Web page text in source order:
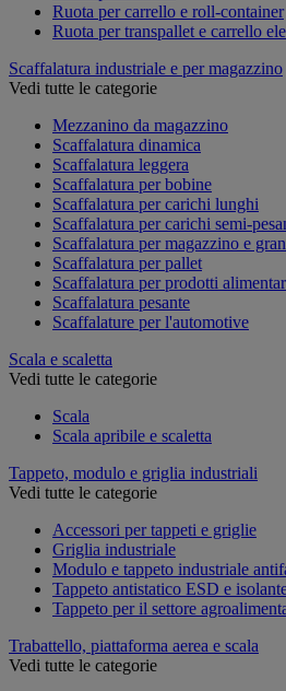
Ruota per carrello e roll-container
Ruota per transpallet e carrello
Scaffalatura industriale e per magazzino
Vedi tutte le categorie
Mezzanino da magazzino
Scaffalatura dinamica
Scaffalatura leggera
Scaffalatura per bobine
Scaffalatura per carichi lunghi
Scaffalatura per carichi semi-
Scaffalatura per magazzino e
Scaffalatura per pallet
Scaffalatura per prodotti
Scaffalatura pesante
Scaffalature per l'automotive
Scala e scaletta
Vedi tutte le categorie
Scala
Scala apribile e scaletta
Tappeto, modulo e griglia industriali
Vedi tutte le categorie
Accessori per tappeti e griglie
Griglia industriale
Modulo e tappeto industriale
Tappeto antistatico ESD e
Tappeto per il settore
Trabattello, piattaforma aerea e scala
Vedi tutte le categorie